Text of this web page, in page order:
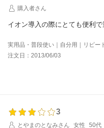
購入者さん
イオン導入の際にとても便利で
実用品・普段使い｜自分用｜リピー
注文日：2013/06/03
3
とやまのとなみさん
女性 50代